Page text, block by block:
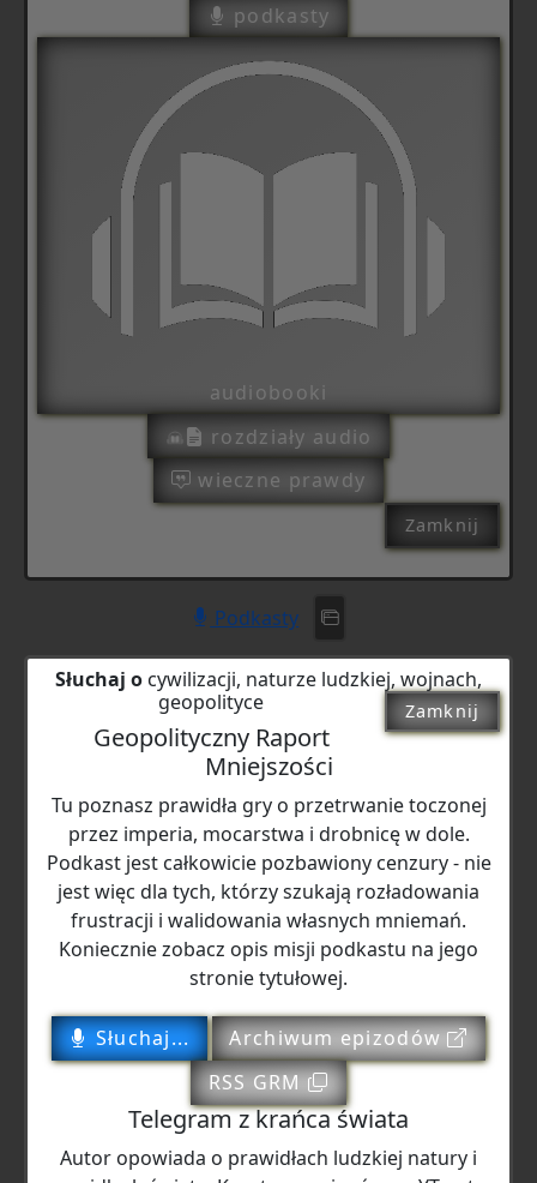
podkasty
audiobooki
rozdziały audio
wieczne prawdy
Zamknij
Podkasty
Słuchaj o cywilizacji, naturze ludzkiej, wojnach,
geopolityce
Zamknij
Geopolityczny Raport
Mniejszości
Tu poznasz prawidła gry o przetrwanie toczonej
przez imperia, mocarstwa i drobnicę w dole.
Podkast jest całkowicie pozbawiony cenzury - nie
jest więc dla tych, którzy szukają rozładowania
frustracji i walidowania własnych mniemań.
Koniecznie zobacz opis misji podkastu na jego
stronie tytułowej.
Słuchaj...
Archiwum epizodów
RSS GRM
Telegram z krańca świata
Autor opowiada o prawidłach ludzkiej natury i